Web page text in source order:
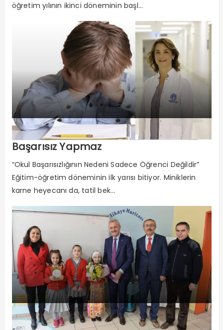
öğretim yılının ikinci döneminin başl...
Kötü Karne Çocuğu Tüm Alanlarda
Başarısız Yapmaz
“Okul Başarısızlığının Nedeni Sadece Öğrenci Değildir”
Eğitim-öğretim döneminin ilk yarısı bitiyor. Miniklerin
karne heyecanı da, tatil bek...
Çiler Davete Kayıtsız Kalmadı